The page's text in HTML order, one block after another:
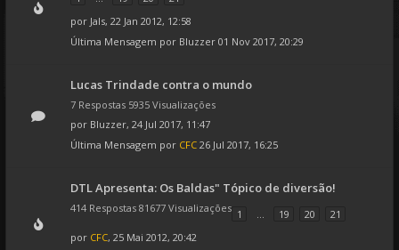
por Jals, 22 Jan 2012, 12:58
Última Mensagem por Bluzzer 01 Nov 2017, 20:29
Lucas Trindade contra o mundo
7 Respostas 5935 Visualizações
por Bluzzer, 24 Jul 2017, 11:47
Última Mensagem por CFC 26 Jul 2017, 16:25
DTL Apresenta: Os Baldas" Tópico de diversão!
414 Respostas 81677 Visualizações 1 ... 19 20
21
por CFC, 25 Mai 2012, 20:42